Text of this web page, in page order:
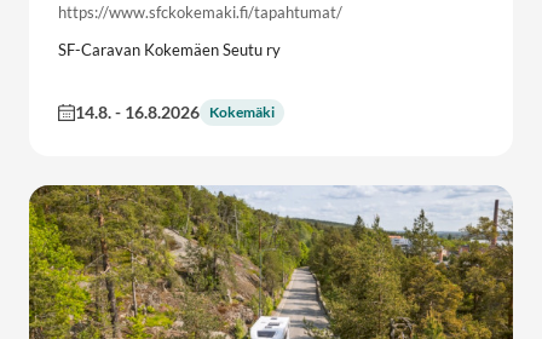
https://www.sfckokemaki.fi/tapahtumat/
SF-Caravan Kokemäen Seutu ry
14.8.- 16.8.2026 Kokemäki